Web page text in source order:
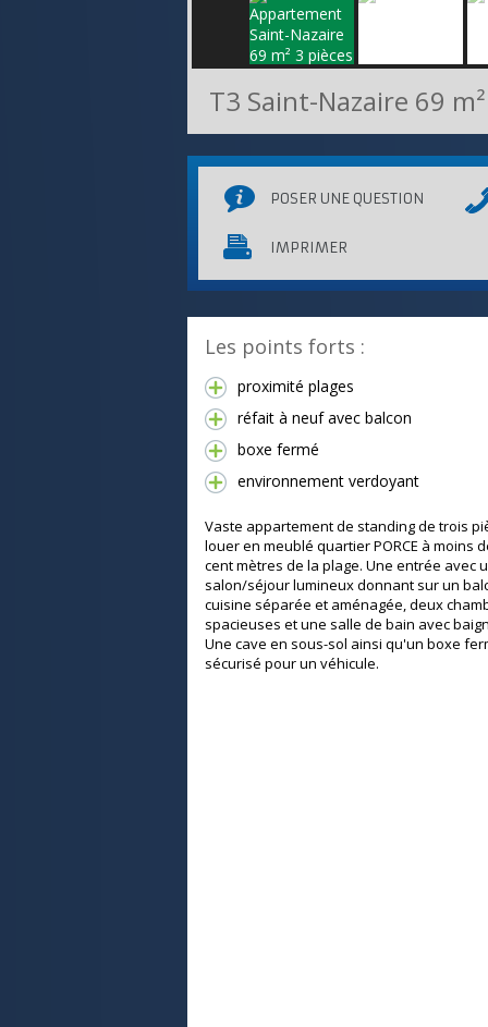
T3 Saint-Nazaire 69 m²
POSER UNE QUESTION
IMPRIMER
Les points forts :
proximité plages
réfait à neuf avec balcon
boxe fermé
environnement verdoyant
Vaste appartement de standing de trois
louer en meublé quartier PORCE à moins
cent mètres de la plage. Une entrée avec
salon/séjour lumineux donnant sur un
cuisine séparée et aménagée, deux
spacieuses et une salle de bain avec
Une cave en sous-sol ainsi qu'un boxe
sécurisé pour un véhicule.